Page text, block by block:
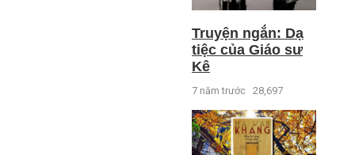
Truyện ngắn: Dạ
tiệc của Giáo sư
Kê
7 năm trước 28,697